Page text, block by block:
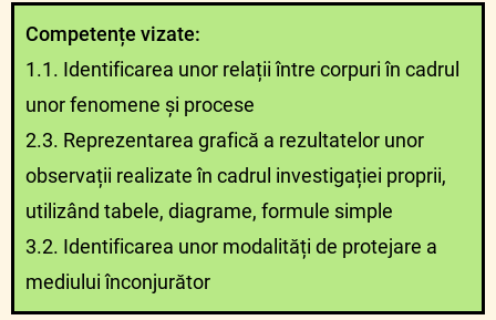
Competențe vizate:
1.1. Identificarea unor relații între corpuri în cadrul
unor fenomene și procese
2.3. Reprezentarea grafică a rezultatelor unor
observații realizate în cadrul investigației proprii,
utilizând tabele, diagrame, formule simple
3.2. Identificarea unor modalități de protejare a
mediului înconjurător